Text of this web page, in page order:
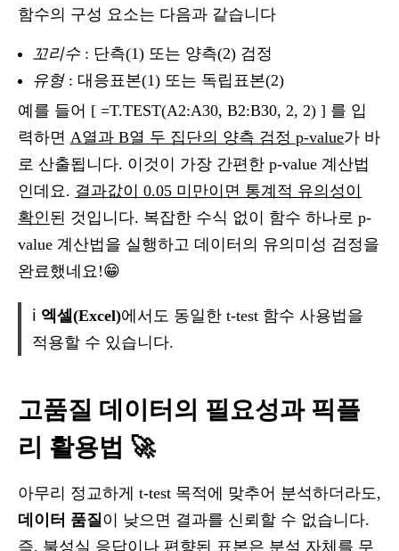
함수의 구성 요소는 다음과 같습니다
꼬리수: 단측(1) 또는 양측(2) 검정
유형: 대응표본(1) 또는 독립표본(2)
예를 들어 [ =T.TEST(A2:A30, B2:B30, 2, 2) ] 를 입
력하면 A열과 B열 두 집단의 양측 검정 p-value가 바
로 산출됩니다. 이것이 가장 간편한 p-value 계산법
인데요. 결과값이 0.05 미만이면 통계적 유의성이
확인된 것입니다. 복잡한 수식 없이 함수 하나로 p-
value 계산법을 실행하고 데이터의 유의미성 검정을
완료했네요!😁
ℹ️ 엑셀(Excel)에서도 동일한 t-test 함수 사용법을
적용할 수 있습니다.
고품질 데이터의 필요성과 픽플
리 활용법 🚀
아무리 정교하게 t-test 목적에 맞추어 분석하더라도,
데이터 품질이 낮으면 결과를 신뢰할 수 없습니다.
즉, 불성실 응답이나 편향된 표본은 분석 자체를 무